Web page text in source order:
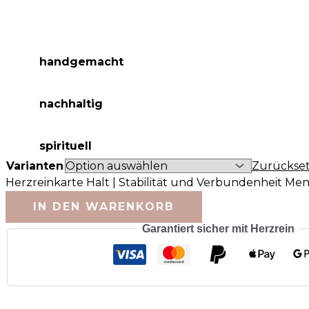
handgemacht
nachhaltig
spirituell
Varianten
Herzreinkarte Halt | Stabilität und Verbundenheit
IN DEN WARENKORB
Garantiert sicher mit Herzrein